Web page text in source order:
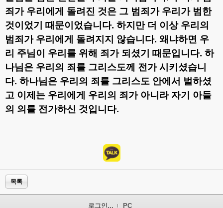
죄가 우리에게 돌려진 것은 그 범죄가 우리가 범한
것이었기 때문이었습니다. 하지만 더 이상 우리의
범죄가 우리에게 돌려지지 않습니다. 왜냐하면 우
리 주님이 우리를 위해 죄가 되셨기 때문입니다. 하
나님은 우리의 죄를 그리스도께 전가 시키셨습니
다. 하나님은 우리의 죄를 그리스도 안에서 벌하셨
고 이제는 우리에게 우리의 죄가 아니라 자기 아들
의 의를 전가하신 것입니다.
목록
로그인... PC